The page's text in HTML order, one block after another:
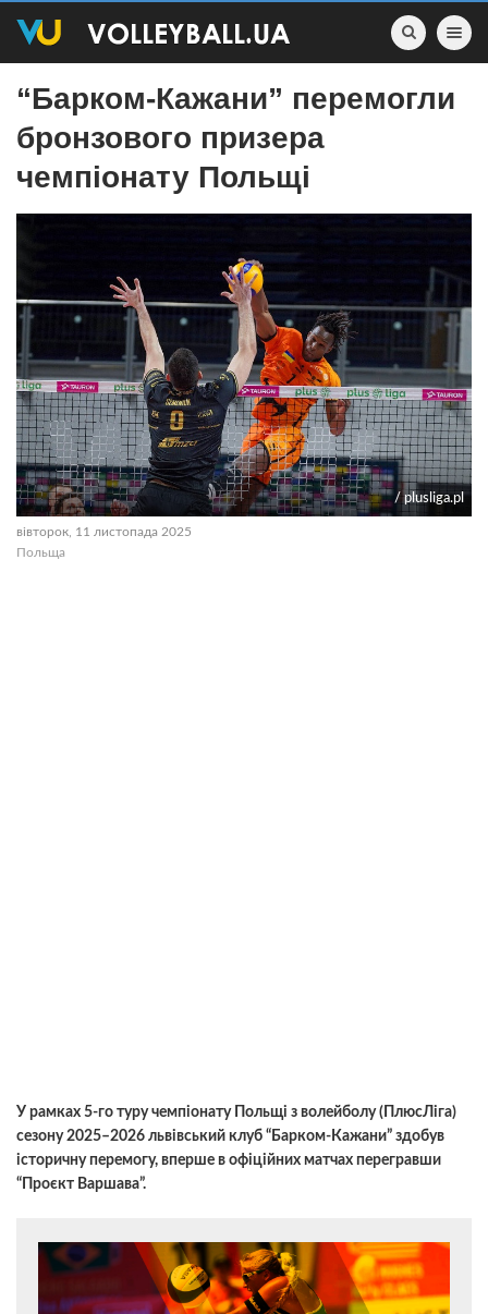
Toggle
“Барком-Кажани” перемогли
бронзового призера
чемпіонату Польщі
/ plusliga.pl
вівторок, 11 листопада 2025
Польща
У рамках 5-го туру чемпіонату Польщі з волейболу (ПлюсЛіга)
сезону 2025–2026 львівський клуб “Барком-Кажани” здобув
історичну перемогу, вперше в офіційних матчах перегравши
“Проєкт Варшава”.